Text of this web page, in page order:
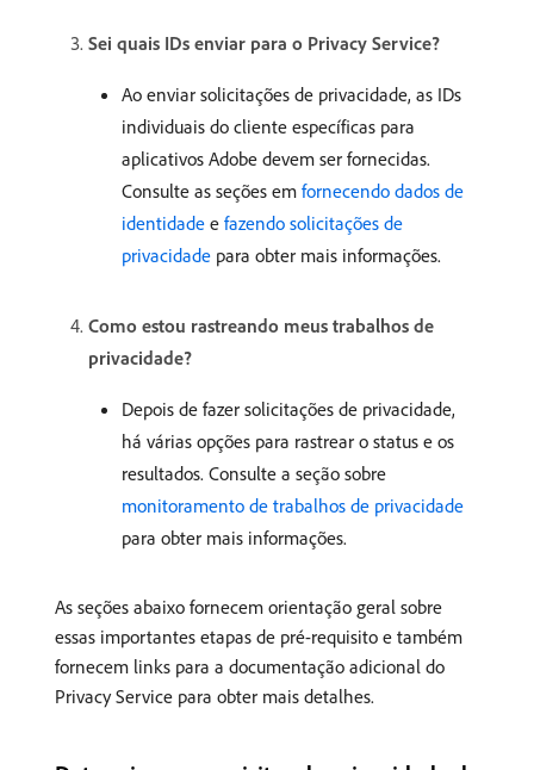
Sei quais IDs enviar para o Privacy Service?
Ao enviar solicitações de privacidade, as IDs
individuais do cliente específicas para
aplicativos Adobe devem ser fornecidas.
Consulte as seções em fornecendo dados de
identidade e fazendo solicitações de
privacidade para obter mais informações.
Como estou rastreando meus trabalhos de
privacidade?
Depois de fazer solicitações de privacidade,
há várias opções para rastrear o status e os
resultados. Consulte a seção sobre
monitoramento de trabalhos de privacidade
para obter mais informações.
As seções abaixo fornecem orientação geral sobre
essas importantes etapas de pré-requisito e também
fornecem links para a documentação adicional do
Privacy Service para obter mais detalhes.